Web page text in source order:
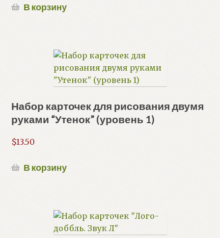
В корзину
Набор карточек для рисования двумя
руками “Утенок” (уровень 1)
$13.50
В корзину